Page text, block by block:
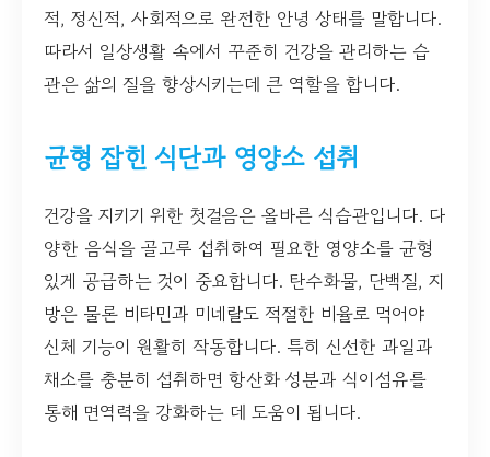
적, 정신적, 사회적으로 완전한 안녕 상태를 말합니다.
따라서 일상생활 속에서 꾸준히 건강을 관리하는 습
관은 삶의 질을 향상시키는데 큰 역할을 합니다.
균형 잡힌 식단과 영양소 섭취
건강을 지키기 위한 첫걸음은 올바른 식습관입니다. 다
양한 음식을 골고루 섭취하여 필요한 영양소를 균형
있게 공급하는 것이 중요합니다. 탄수화물, 단백질, 지
방은 물론 비타민과 미네랄도 적절한 비율로 먹어야
신체 기능이 원활히 작동합니다. 특히 신선한 과일과
채소를 충분히 섭취하면 항산화 성분과 식이섬유를
통해 면역력을 강화하는 데 도움이 됩니다.